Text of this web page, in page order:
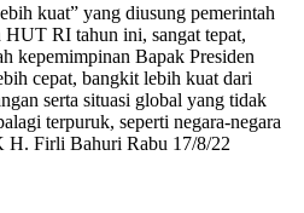
kuat” yang diusung pemerintah
HUT RI tahun ini, sangat tepat,
kepemimpinan Bapak Presiden
cepat, bangkit lebih kuat dari
serta situasi global yang tidak
terpuruk, seperti negara-negara
H. Firli Bahuri Rabu 17/8/22